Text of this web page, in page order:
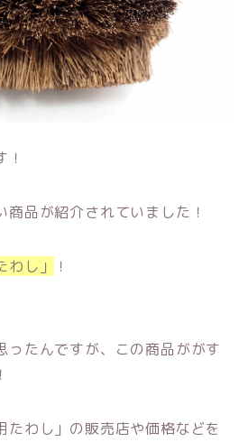
商品が紹介されていました！
わし」 ！
ったんですが、この商品ががす
たわし」の販売店や価格などを